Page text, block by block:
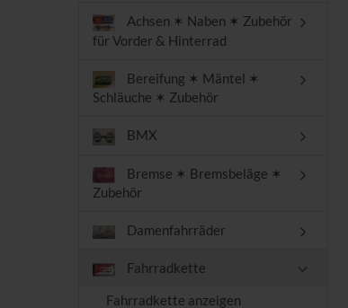
Achsen ✶ Naben ✶ Zubehör
für Vorder & Hinterrad
Bereifung ✶ Mäntel ✶
Schläuche ✶ Zubehör
BMX
Bremse ✶ Bremsbeläge ✶
Zubehör
Damenfahrräder
Fahrradkette
Fahrradkette anzeigen